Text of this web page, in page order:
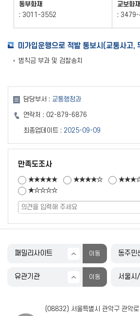
동부화재
: 3011-3552
교보화재
:
미가입운행으로 적발 통보시(교통사고,
범칙금 부과 및 검찰송치
담당부서 : 교통행정과
연락처 : 02-879-6876
최종업데이트 : 2025-09-09
만족도조사
★★★★★ ★★★★☆
★☆☆☆☆
(08832) 서울특별시 관악구 관악